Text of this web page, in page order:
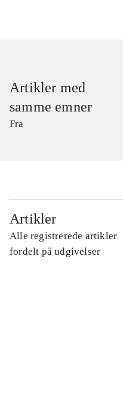
Artikler med
samme emner
Fra
Artikler
Alle registrerede artikler
fordelt på udgivelser